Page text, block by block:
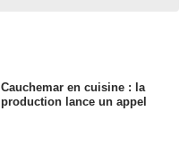
Cauchemar en cuisine : la
production lance un appel